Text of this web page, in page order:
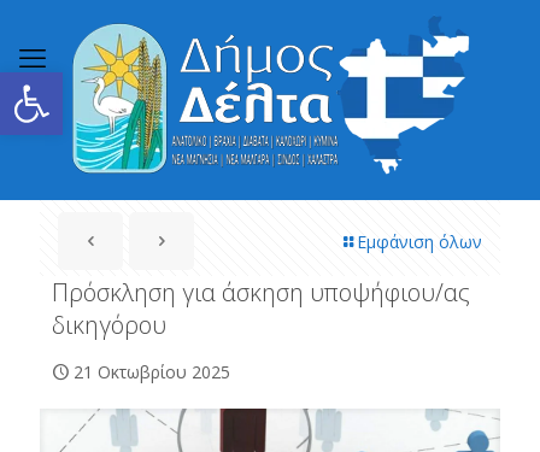
Ανοίξτε τη γραμμή εργαλείων
Εμφάνιση όλων
Πρόσκληση για άσκηση υποψήφιου/ας
δικηγόρου
21 Οκτωβρίου 2025